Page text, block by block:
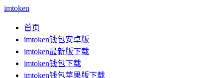
imtoken
首页
imtoken钱包安卓版
imtoken最新版下载
imtoken钱包下载
imtoken钱包苹果版下载